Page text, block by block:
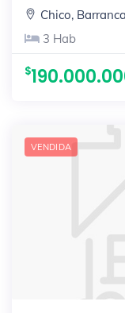
Chico,
3 Hab
VENDIDA